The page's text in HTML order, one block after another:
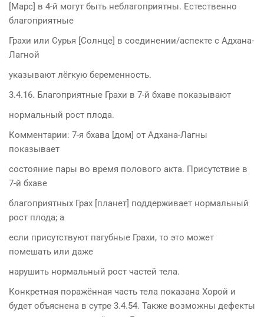
[Марс] в 4-й могут быть неблагоприятны. Естественно
благоприятные
Грахи или Сурья [Солнце] в соединении/аспекте с Адхана-
Лагной
указывают лёгкую беременность.
3.4.16. Благоприятные Грахи в 7-й бхаве показывают
нормальный рост плода.
Комментарии: 7-я бхава [дом] от Адхана-Лагны
показывает
состояние пары во время полового акта. Присутствие в
7-й бхаве
благоприятных Грах [планет] поддерживает нормальный
рост плода; а
если присутствуют пагубные Грахи, то это может
помешать или даже
нарушить нормальный рост частей тела.
Конкретная поражённая часть тела показана Хорой и
будет объяснена в сутре 3.4.54. Также возможны дефекты